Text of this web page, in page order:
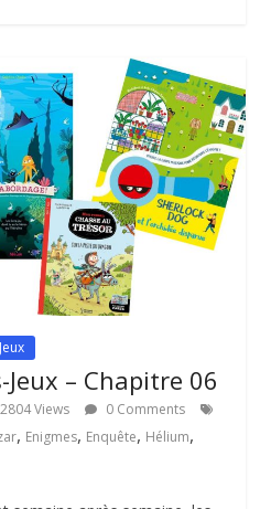
– Chapitre 06
2804 Views
0 Comments
, Enigmes, Enquête, Hélium,